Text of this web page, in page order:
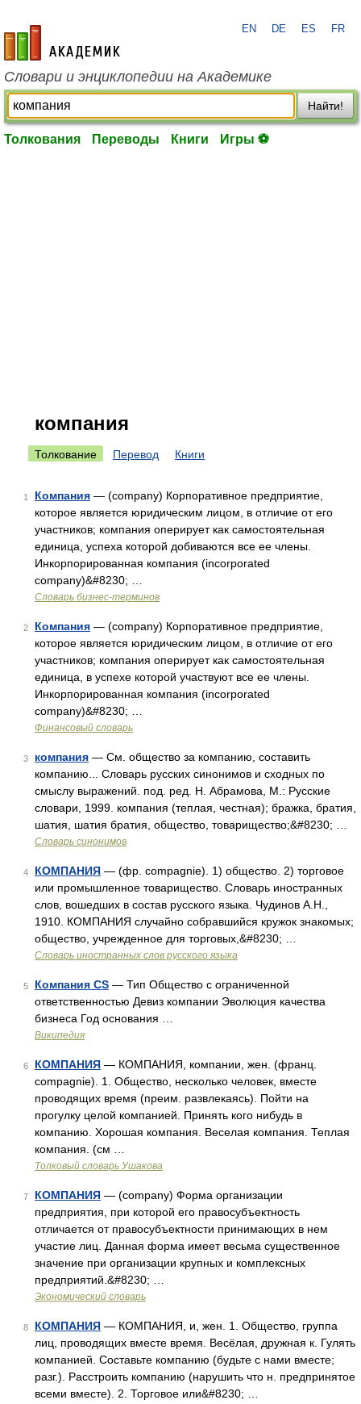
academic.ru
EN DE ES FR
Словари и энциклопедии на Академике
Найти!
Толкования Переводы Книги Игры ⚽
компания
Толкование Перевод Книги
1 Компания — (company) Корпоративное предприятие,
которое является юридическим лицом, в отличие от его
участников; компания оперирует как самостоятельная
единица, успеха которой добиваются все ее члены.
Инкорпорированная компания (incorporated
company)&#8230; …
Словарь бизнес-терминов
2 Компания — (company) Корпоративное предприятие,
которое является юридическим лицом, в отличие от его
участников; компания оперирует как самостоятельная
единица, в успехе которой участвуют все ее члены.
Инкорпорированная компания (incorporated
company)&#8230; …
Финансовый словарь
3 компания — См. общество за компанию, составить
компанию... Словарь русских синонимов и сходных по
смыслу выражений. под. ред. Н. Абрамова, М.: Русские
словари, 1999. компания (теплая, честная); бражка, братия,
шатия, шатия братия, общество, товарищество;&#8230; …
Словарь синонимов
4 КОМПАНИЯ — (фр. compagnie). 1) общество. 2) торговое
или промышленное товарищество. Словарь иностранных
слов, вошедших в состав русского языка. Чудинов А.Н.,
1910. КОМПАНИЯ случайно собравшийся кружок знакомых;
общество, учрежденное для торговых,&#8230; …
Словарь иностранных слов русского языка
5 Компания CS — Тип Общество с ограниченной
ответственностью Девиз компании Эволюция качества
бизнеса Год основания …
Википедия
6 КОМПАНИЯ — КОМПАНИЯ, компании, жен. (франц.
compagnie). 1. Общество, несколько человек, вместе
проводящих время (преим. развлекаясь). Пойти на
прогулку целой компанией. Принять кого нибудь в
компанию. Хорошая компания. Веселая компания. Теплая
компания. (см …
Толковый словарь Ушакова
7 КОМПАНИЯ — (company) Форма организации
предприятия, при которой его правосубъектность
отличается от правосубъектности принимающих в нем
участие лиц. Данная форма имеет весьма существенное
значение при организации крупных и комплексных
предприятий.&#8230; …
Экономический словарь
8 КОМПАНИЯ — КОМПАНИЯ, и, жен. 1. Общество, группа
лиц, проводящих вместе время. Весёлая, дружная к. Гулять
компанией. Составьте компанию (будьте с нами вместе;
разг.). Расстроить компанию (нарушить что н. предпринятое
всеми вместе). 2. Торговое или&#8230; …